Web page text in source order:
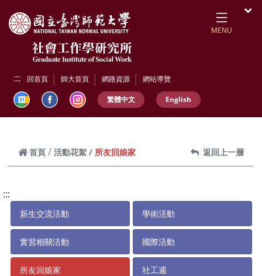
MENU
::: 回首頁 師大首頁 網路資源 網站導覽
繁體中文 English
首頁 活動花絮 所友回娘家 返回上一層
:::
新生交流活動 學術活動
實習相關活動 國際活動
所友回娘家 社工週